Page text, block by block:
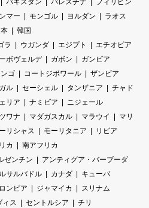
パキスタン パレスチナ
フィリピン
マー モンゴル ヨルダン
ラオス
韓国
ラ ウガンダ エジプト
エチオピア
ボヴェルデ ガボン
ガンビア
ゴ コートジボワール
ザンビア
ル セーシェル タンザニア
チャド
リア ナミビア
ニジェール
ワナ マダガスカル マラウイ
マリ
リシャス モーリタニア
リビア
カ
南アフリカ
ゼンチン
アンティグア・バーブーダ
サルバドル カナダ
キューバ
ンビア ジャマイカ
スリナム
ィス
セントルシア
チリ